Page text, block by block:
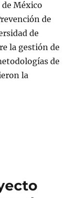
México
de
de
la gestión de
de
la
de